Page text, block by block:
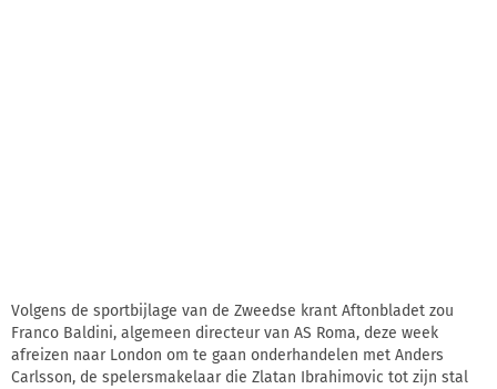
Volgens de sportbijlage van de Zweedse krant Aftonbladet zou
Franco Baldini, algemeen directeur van AS Roma, deze week
afreizen naar London om te gaan onderhandelen met Anders
Carlsson, de spelersmakelaar die Zlatan Ibrahimovic tot zijn stal